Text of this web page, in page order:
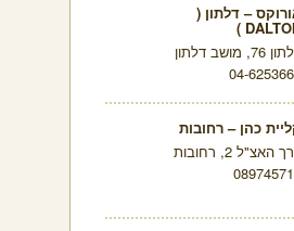
– דלתון (
76, מושב דלתון
04-
כהן – רחובות
האצ"ל 2, רחובות